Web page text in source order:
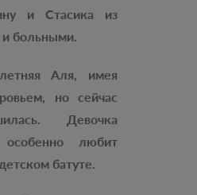
и Стасика из
и больными.
Аля, имея
но сейчас
Девочка
особенно любит
батуте.